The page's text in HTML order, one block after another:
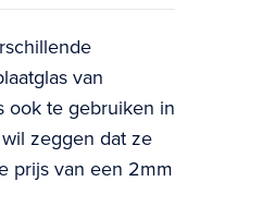
van
ook te gebruiken in
zeggen dat ze
prijs van een 2mm